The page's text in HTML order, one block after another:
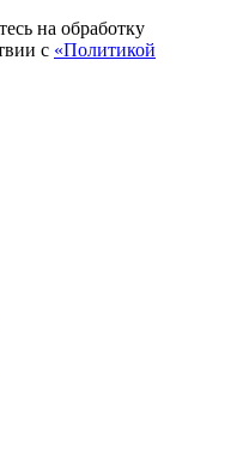
на обработку
с «Политикой